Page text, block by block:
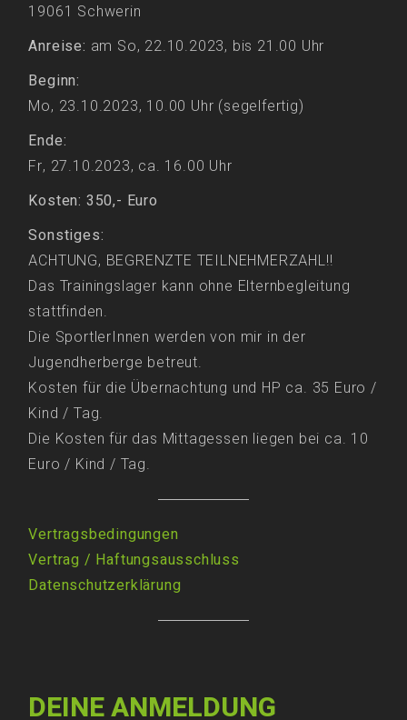
19061 Schwerin
Anreise: am So, 22.10.2023, bis 21.00 Uhr
Beginn:
Mo, 23.10.2023, 10.00 Uhr (segelfertig)
Ende:
Fr, 27.10.2023, ca. 16.00 Uhr
Kosten: 350,- Euro
Sonstiges:
ACHTUNG, BEGRENZTE TEILNEHMERZAHL!!
Das Trainingslager kann ohne Elternbegleitung
stattfinden.
Die SportlerInnen werden von mir in der
Jugendherberge betreut.
Kosten für die Übernachtung und HP ca. 35 Euro /
Kind / Tag.
Die Kosten für das Mittagessen liegen bei ca. 10
Euro / Kind / Tag.
Vertragsbedingungen
Vertrag / Haftungsausschluss
Datenschutzerklärung
DEINE ANMELDUNG